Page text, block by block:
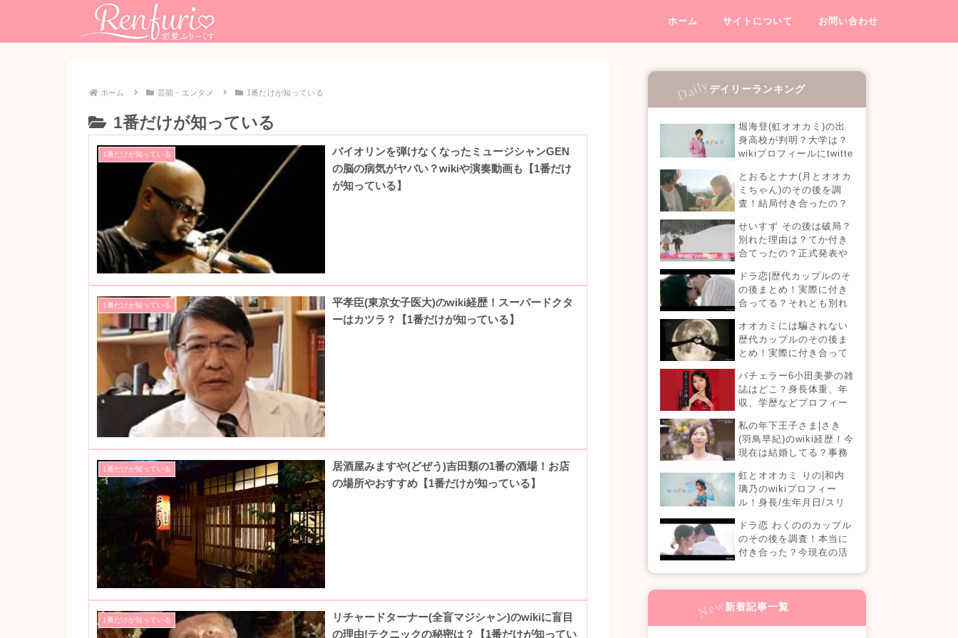
ホーム サイトについて お問い合わせ
ホーム 芸能・エンタメ 1番だけが知っている
1番だけが知っている
1番だけが知っている
バイオリンを弾けなくなったミュージシャンGEN
の脳の病気がヤバい？wikiや演奏動画も【1番だけ
が知っている】
1番だけが知っている
平孝臣(東京女子医大)のwiki経歴！スーパードクタ
ーはカツラ？【1番だけが知っている】
1番だけが知っている
居酒屋みますや(どぜう)吉田類の1番の酒場！お店
の場所やおすすめ【1番だけが知っている】
1番だけが知っている
リチャードターナー(全盲マジシャン)のwikiに盲目
の理由!テクニックの秘密は？【1番だけが知ってい
デイリーランキング
堀海登(虹オオカミ)の出
身高校が判明？大学は？
wikiプロフィールにtwitte
オカミには騙されない】
とおるとナナ(月とオオカ
ミちゃん)のその後を調
査！結局付き合ったの？
せいすず その後は破局？
別れた理由は？てか付き
合てったの？正式発表や
ドラ恋|歴代カップルのそ
の後まとめ！実際に付き
合ってる？それとも別れ
【恋愛ドラマな恋がした
い】
オオカミには騙されない
歴代カップルのその後ま
とめ！実際に付き合って
現在の活動は？
バチェラー6小田美夢の雑
誌はどこ？身長体重、年
収、学歴などプロフィー
私の年下王子さま|さき
(羽鳥早紀)のwiki経歴！今
現在は結婚してる？事務
編)
虹とオオカミ りの|和内
璃乃のwikiプロフィー
ル！身長/生年月日/スリ
ドラ恋 わくののカップル
のその後を調査！本当に
付き合った？今現在の活
新着記事一覧